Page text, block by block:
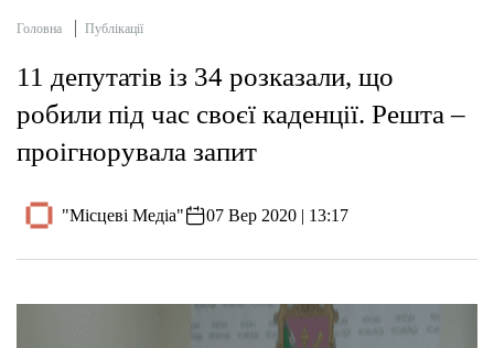
Головна Публікації
11 депутатів із 34 розказали, що
робили під час своєї каденції. Решта –
проігнорувала запит
"Місцеві Медіа" 07 Вер 2020 | 13:17